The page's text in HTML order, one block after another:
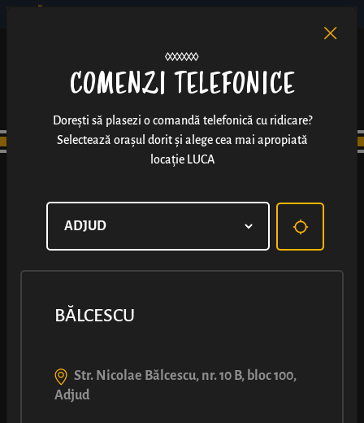
COMENZI TELEFONICE
Dorești să plasezi o comandă telefonică cu ridicare?
Selectează orașul dorit și alege cea mai apropiată
locație LUCA
BĂLCESCU
Str. Nicolae Bălcescu, nr. 10 B, bloc 100,
Adjud